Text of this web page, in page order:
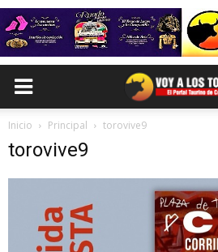
Inicio Principal torovive9
torovive9